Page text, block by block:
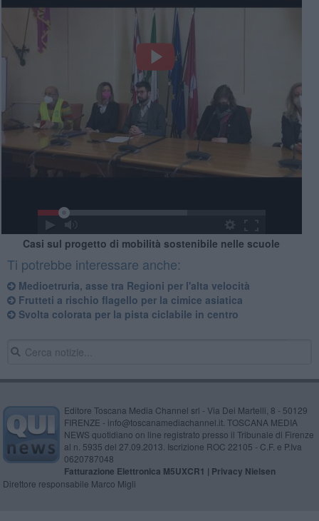
Casi sul progetto di mobilità sostenibile nelle scuole
Ti potrebbe interessare anche:
Medioetruria, asse tra Regioni per l'alta velocità
Frutteti a rischio flagello per la cimice asiatica
Svolta colorata per la pista ciclabile in centro
Editore Toscana Media Channel srl - Via Dei Martelli, 8 - 50129
FIRENZE - info@toscanamediachannel.it. TOSCANA MEDIA
NEWS quotidiano on line registrato presso il Tribunale di Firenze
al n. 5935 del 27.09.2013. Iscrizione ROC 22105 - C.F. e P.Iva
0620787048
Fatturazione Elettronica M5UXCR1 | Privacy Nielsen
Direttore responsabile Marco Migli